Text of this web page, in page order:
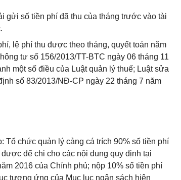
gửi số tiền phí đã thu của tháng trước vào tài
lệ phí thu được theo tháng, quyết toán năm
tư số 156/2013/TT-BTC ngày 06 tháng 11
một số điều của Luật quản lý thuế; Luật sửa
số 83/2013/NĐ-CP ngày 22 tháng 7 năm
chức quản lý cảng cá trích 90% số tiền phí
để chi cho các nội dung quy định tại
2016 của Chính phủ; nộp 10% số tiền phí
tương ứng của Mục lục ngân sách hiện